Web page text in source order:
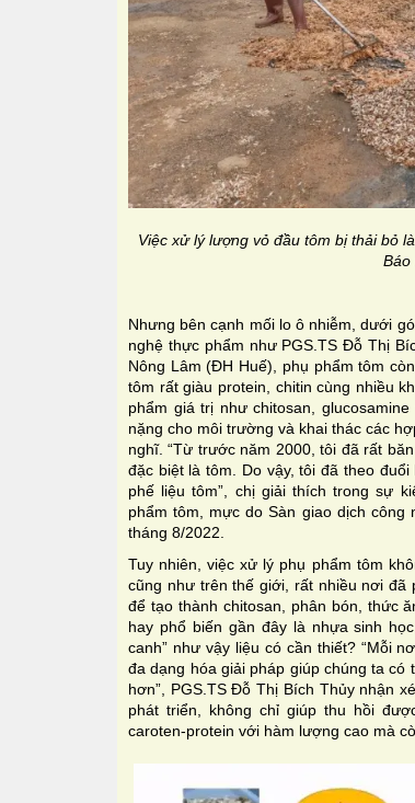
Việc xử lý lượng vỏ đầu tôm bị thải bỏ
Báo
Nhưng bên cạnh mối lo ô nhiễm, dưới
nghệ thực phẩm như PGS.TS Đỗ Thị
Nông Lâm (ĐH Huế), phụ phẩm tôm
tôm rất giàu protein, chitin cùng nhiều
phẩm giá trị như chitosan,
nặng cho môi trường và khai thác các
nghĩ. “Từ trước năm 2000, tôi đã rất
đặc biệt là tôm. Do vậy, tôi đã theo
phế liệu tôm”, chị giải thích trong sự
phẩm tôm, mực do Sàn giao dịch công
tháng 8/2022.
Tuy nhiên, việc xử lý phụ phẩm tôm
cũng như trên thế giới, rất nhiều nơi đã
để tạo thành chitosan, phân bón, thức
hay phổ biến gần đây là nhựa sinh
canh” như vậy liệu có cần thiết? “Mỗi
đa dạng hóa giải pháp giúp chúng ta
hơn”, PGS.TS Đỗ Thị Bích Thủy nhận
phát triển, không chỉ giúp thu hồi
caroten-protein với hàm lượng cao mà